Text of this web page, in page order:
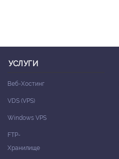
УСЛУГИ
Веб-Хостинг
VDS (VPS)
Windows VPS
FTP-
Хранилище